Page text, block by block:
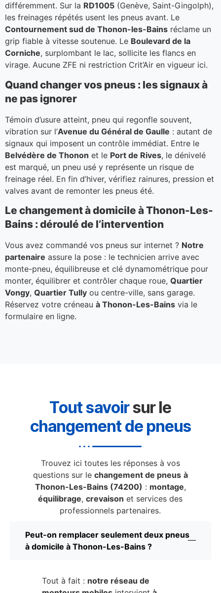
différemment. Sur la RD1005 (Genève, Saint-Gingolph),
les freinages répétés usent les pneus avant. Le
Contournement sud de Thonon-les-Bains réclame un
grip fiable à vitesse soutenue. Le Boulevard de la
Corniche, surplombant le lac, sollicite les flancs en
virage. Aucune ZFE ni restriction Crit’Air en vigueur ici.
Quand changer vos pneus : les signaux à
ne pas ignorer
Témoin d’usure atteint, pneu qui regonfle souvent,
vibration sur l’Avenue du Général de Gaulle : autant de
signaux qui imposent un contrôle immédiat. Entre le
Belvédère de Thonon et le Port de Rives, le dénivelé
est marqué, un pneu usé y représente un risque de
freinage réel. En fin d’hiver, vérifiez rainures, pression et
valves avant de remonter les pneus été.
Le changement à domicile à Thonon-Les-
Bains : déroulé de l’intervention
Vous avez commandé vos pneus sur internet ? Notre
partenaire assure la pose : le technicien arrive avec
monte-pneu, équilibreuse et clé dynamométrique pour
monter, équilibrer et contrôler chaque roue, Quartier
Vongy, Quartier Tully ou centre-ville, sans garage.
Réservez votre créneau à Thonon-Les-Bains via le
formulaire en ligne.
Tout savoirsur le
changement de pneus
Trouvez ici toutes les réponses à vos
questions sur le changement de pneus à
Thonon-Les-Bains (74200) : montage,
équilibrage,crevaison et services des
professionnels partenaires.
Peut-on remplacer seulement deux pneus
à domicile à Thonon-Les-Bains ?
Tout à fait : notre réseau de